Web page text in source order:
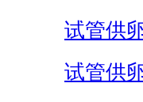
试管供
试管供